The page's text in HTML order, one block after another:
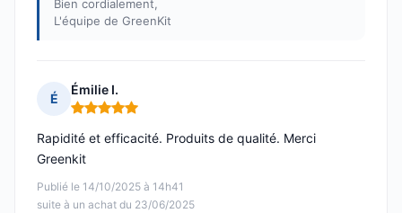
Bien cordialement,
L'équipe de GreenKit
É
Émilie I.
Note : 5 sur 5
Publié le 14/10/2025 à 14h41
suite à un achat du 23/06/2025
Rapidité et efficacité. Produits de qualité. Merci
Greenkit